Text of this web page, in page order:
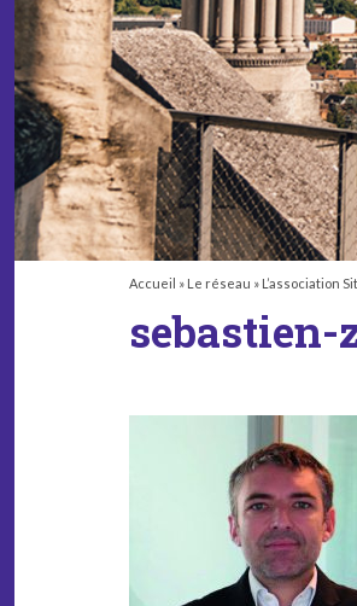
Accueil » Le réseau » L’association
sebastien-